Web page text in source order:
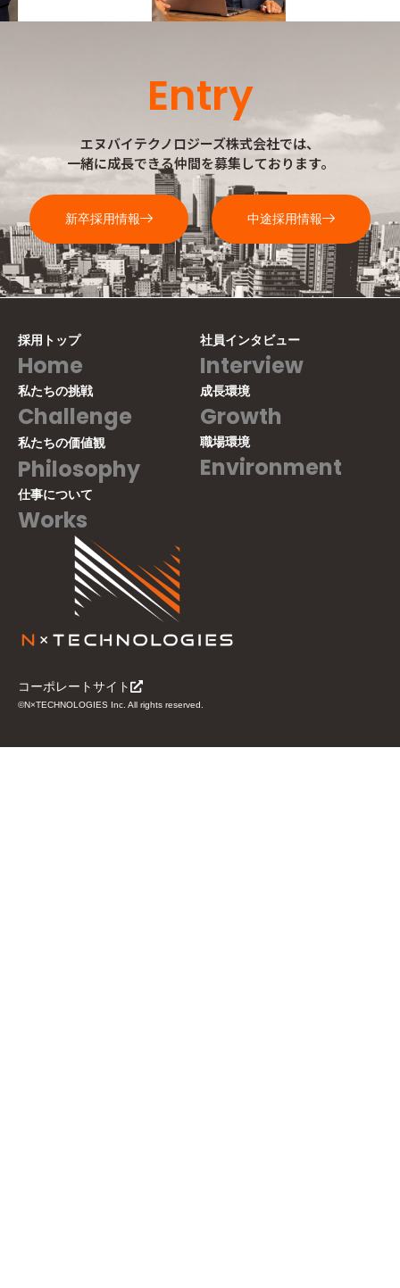
Entry
エヌバイテクノロジーズ株式会社では、
一緒に成長できる仲間を募集しております。
新卒採用情報 中途採用情報
採用トップ
Home
私たちの挑戦
Challenge
私たちの価値観
Philosophy
仕事について
Works
社員インタビュー
Interview
成長環境
Growth
職場環境
Environment
コーポレートサイト
©N×TECHNOLOGIES Inc. All rights reserved.